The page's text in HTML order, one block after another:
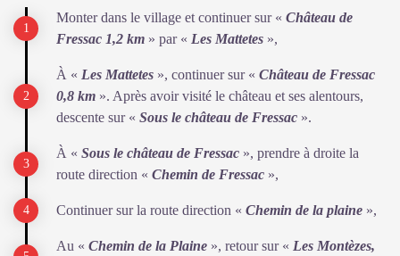
Monter dans le village et continuer sur « Château de
Fressac 1,2 km » par « Les Mattetes »,
À « Les Mattetes », continuer sur « Château de Fressac
0,8 km ». Après avoir visité le château et ses alentours,
descente sur « Sous le château de Fressac ».
À « Sous le château de Fressac », prendre à droite la
route direction « Chemin de Fressac »,
Continuer sur la route direction « Chemin de la plaine »,
Au « Chemin de la Plaine », retour sur « Les Montèzes,